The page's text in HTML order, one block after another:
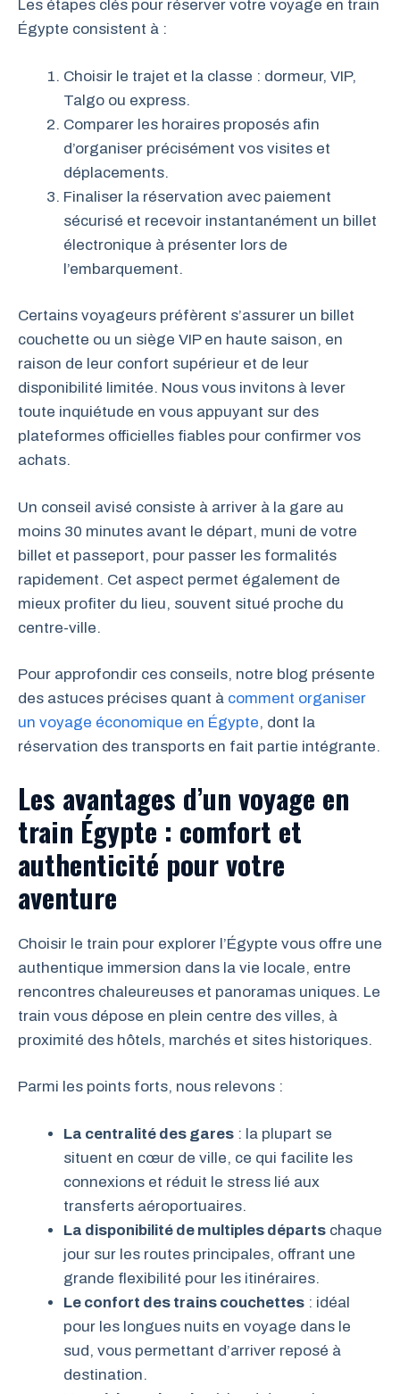
Les étapes clés pour réserver votre voyage en train
Égypte consistent à :
Choisir le trajet et la classe : dormeur, VIP,
Talgo ou express.
Comparer les horaires proposés afin
d’organiser précisément vos visites et
déplacements.
Finaliser la réservation avec paiement
sécurisé et recevoir instantanément un billet
électronique à présenter lors de
l’embarquement.
Certains voyageurs préfèrent s’assurer un billet
couchette ou un siège VIP en haute saison, en
raison de leur confort supérieur et de leur
disponibilité limitée. Nous vous invitons à lever
toute inquiétude en vous appuyant sur des
plateformes officielles fiables pour confirmer vos
achats.
Un conseil avisé consiste à arriver à la gare au
moins 30 minutes avant le départ, muni de votre
billet et passeport, pour passer les formalités
rapidement. Cet aspect permet également de
mieux profiter du lieu, souvent situé proche du
centre-ville.
Pour approfondir ces conseils, notre blog présente
des astuces précises quant à comment organiser
un voyage économique en Égypte, dont la
réservation des transports en fait partie intégrante.
Les avantages d’un voyage en
train Égypte : comfort et
authenticité pour votre
aventure
Choisir le train pour explorer l’Égypte vous offre une
authentique immersion dans la vie locale, entre
rencontres chaleureuses et panoramas uniques. Le
train vous dépose en plein centre des villes, à
proximité des hôtels, marchés et sites historiques.
Parmi les points forts, nous relevons :
La centralité des gares : la plupart se
situent en cœur de ville, ce qui facilite les
connexions et réduit le stress lié aux
transferts aéroportuaires.
La disponibilité de multiples départs chaque
jour sur les routes principales, offrant une
grande flexibilité pour les itinéraires.
Le confort des trains couchettes : idéal
pour les longues nuits en voyage dans le
sud, vous permettant d’arriver reposé à
destination.